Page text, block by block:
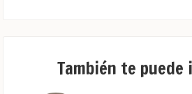
También te